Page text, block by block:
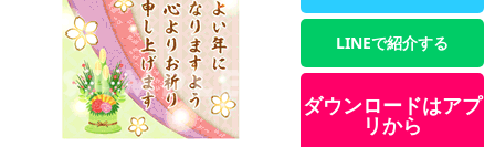
LINEで紹介する
ダウンロードはアプ
リから